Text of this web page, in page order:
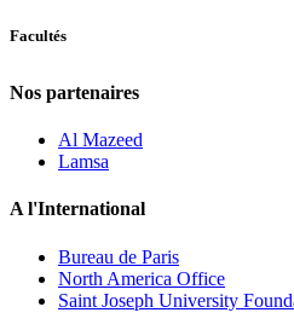
Facultés
Nos partenaires
Al Mazeed
Lamsa
A l'International
Bureau de Paris
North America Office
Saint Joseph University